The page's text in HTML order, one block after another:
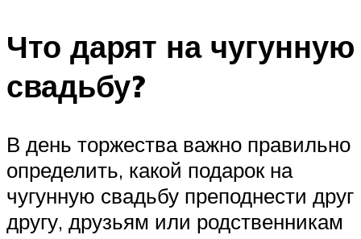
Что дарят на чугунную
свадьбу?
В день торжества важно правильно
определить, какой подарок на
чугунную свадьбу преподнести друг
другу, друзьям или родственникам